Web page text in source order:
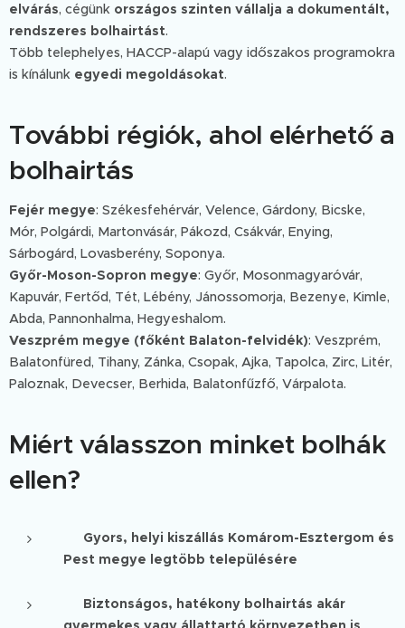
elvárás, cégünk országos szinten vállalja a dokumentált,
rendszeres bolhairtást.
Több telephelyes, HACCP-alapú vagy időszakos programokra
is kínálunk egyedi megoldásokat.
További régiók, ahol elérhető a
bolhairtás
Fejér megye: Székesfehérvár, Velence, Gárdony, Bicske,
Mór, Polgárdi, Martonvásár, Pákozd, Csákvár, Enying,
Sárbogárd, Lovasberény, Soponya.
Győr-Moson-Sopron megye: Győr, Mosonmagyaróvár,
Kapuvár, Fertőd, Tét, Lébény, Jánossomorja, Bezenye, Kimle,
Abda, Pannonhalma, Hegyeshalom.
Veszprém megye (főként Balaton-felvidék): Veszprém,
Balatonfüred, Tihany, Zánka, Csopak, Ajka, Tapolca, Zirc, Litér,
Paloznak, Devecser, Berhida, Balatonfűzfő, Várpalota.
Miért válasszon minket bolhák
ellen?
Gyors, helyi kiszállás Komárom-Esztergom és
Pest megye legtöbb településére
Biztonságos, hatékony bolhairtás akár